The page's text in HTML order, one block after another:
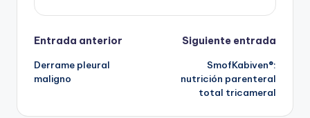
Navegación
de
Entrada anterior
Derrame pleural
maligno
Siguiente entrada
SmofKabiven®:
nutrición parenteral
total tricameral